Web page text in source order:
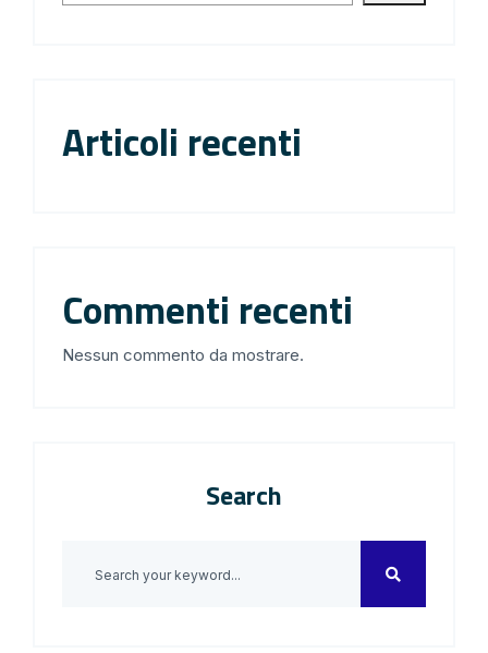
Articoli recenti
Commenti recenti
Nessun commento da mostrare.
Search